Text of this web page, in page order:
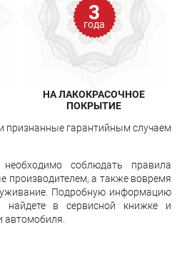
3
года
НА ЛАКОКРАСОЧНОЕ
ПОКРЫТИЕ
признанные гарантийным случаем
соблюдать правила
производителем, а также вовремя
Подробную информацию
в сервисной книжке и
автомобиля.